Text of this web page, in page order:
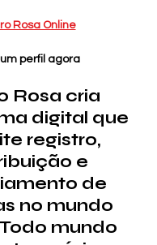
Rosa Online
perfil agora
Rosa cria
digital que
registro,
e
de
no mundo
mundo